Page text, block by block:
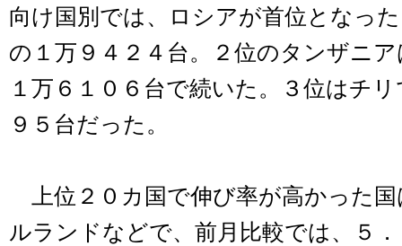
向け国別では、ロシアが首位となっ
の１万９４２４台。２位のタンザニ
１万６１０６台で続いた。３位はチ
９５台だった。
上位２０カ国で伸び率が高かった
ルランドなどで、前月比較では、５